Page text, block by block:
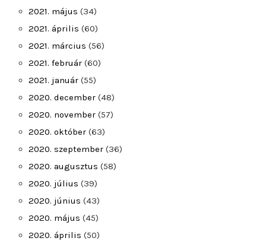
2021. május (34)
2021. április (60)
2021. március (56)
2021. február (60)
2021. január (55)
2020. december (48)
2020. november (57)
2020. október (63)
2020. szeptember (36)
2020. augusztus (58)
2020. július (39)
2020. június (43)
2020. május (45)
2020. április (50)